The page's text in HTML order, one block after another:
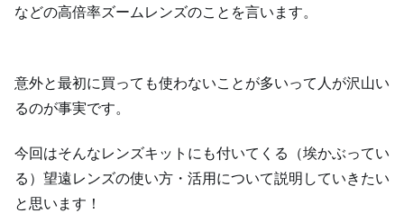
などの高倍率ズームレンズのことを言います。
意外と最初に買っても使わないことが多いって人が沢山い
るのが事実です。
今回はそんなレンズキットにも付いてくる（埃かぶってい
る）望遠レンズの使い方・活用について説明していきたい
と思います！